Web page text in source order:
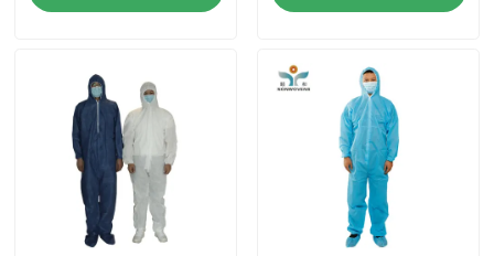
Beschikbaar Beschermend Overtrek
beschikbare chirurgische toga